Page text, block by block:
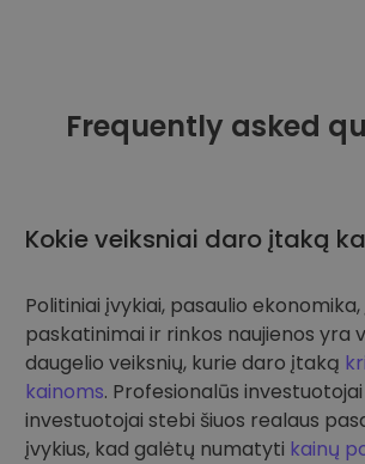
Frequently asked
Kokie veiksniai daro įtaką
Politiniai įvykiai, pasaulio
paskatinimai ir rinkos naujienos yra
daugelio veiksnių, kurie daro įtaką
kainoms. Profesionalūs
investuotojai stebi šiuos realaus
įvykius, kad galėtų numatyti kainų